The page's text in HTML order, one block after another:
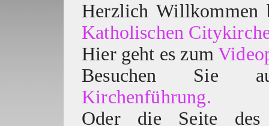
Herzlich
Katholischen
Hier geht es zum
Besuchen
Kirchenführung.
Oder die Seite des